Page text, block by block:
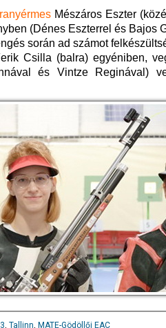
Mészáros Eszter
(Dénes Eszterrel és Bajos
során ad számot
Csilla (balra) egyéniben,
és Vintze Reginával)
, Tallinn, MATE-Gödöllői EAC